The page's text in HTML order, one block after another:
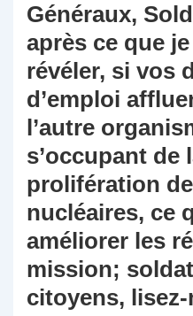
Généraux,
après ce que
révéler, si vos
d’emploi
l’autre
s’occupant de
prolifération
nucléaires, ce
améliorer les
mission;
citoyens, lisez-